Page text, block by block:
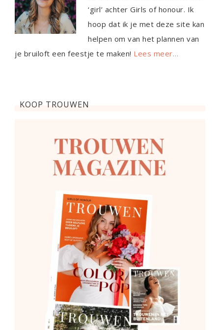
‘girl’ achter Girls of honour. Ik
hoop dat ik je met deze site kan
helpen om van het plannen van
je bruiloft een feestje te maken! Lees meer…
KOOP TROUWEN